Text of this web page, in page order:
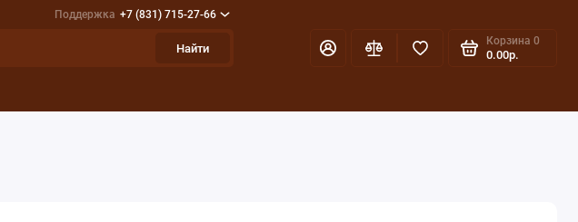
Поддержка +7 (831) 715-27-66
Найти
Корзина 0
0.00р.